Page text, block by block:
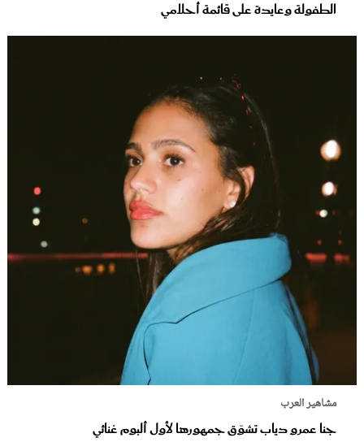
الطفولة وعايدة على قائمة أحلامي
مشاهير العرب
جنا عمرو دياب تشوّق جمهورها لأول ألبوم غنائي